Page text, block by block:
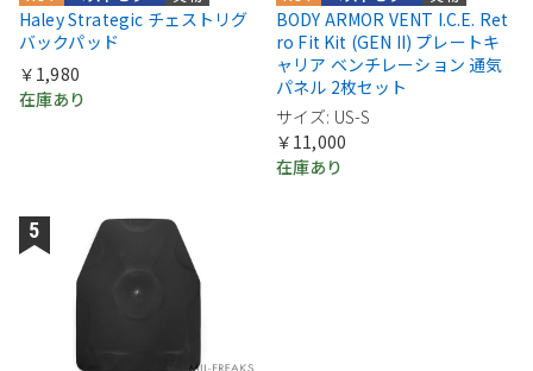
Haley Strategic チェストリグ
バックパッド
￥1,980
在庫あり
BODY ARMOR VENT I.C.E. Ret
ro Fit Kit (GEN II) プレートキ
ャリア ベンチレーション 通気
パネル 2枚セット
サイズ: US-S
￥11,000
在庫あり